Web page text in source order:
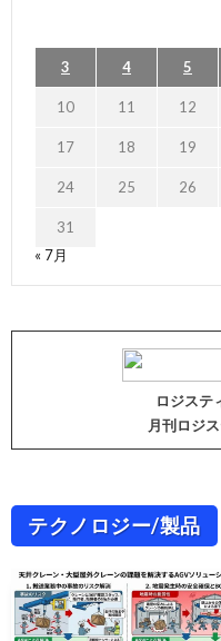
3 4 5
10 11 12
17 18 19
24 25 26
31
« 7月
ロジステ
月刊ロジ
テクノロジー/製品